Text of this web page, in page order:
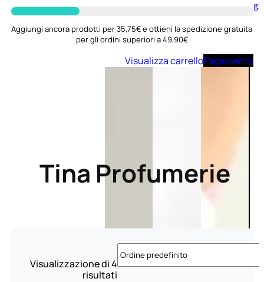
Aggiungi
carrello
Aggiungi ancora prodotti per 35,75€ e ottieni la spedizione gratuita
per gli ordini superiori a 49,90€
Visualizza carrelloPagamento
Tina Profumerie
Visualizzazione di 4
risultati